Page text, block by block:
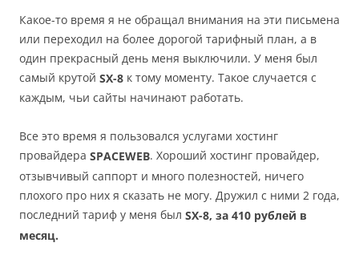
Какое-то время я не обращал внимания на эти письмена
или переходил на более дорогой тарифный план, а в
один прекрасный день меня выключили. У меня был
самый крутой SX-8 к тому моменту. Такое случается с
каждым, чьи сайты начинают работать.
Все это время я пользовался услугами хостинг
провайдера SPACEWEB. Хороший хостинг провайдер,
отзывчивый саппорт и много полезностей, ничего
плохого про них я сказать не могу. Дружил с ними 2 года,
последний тариф у меня был SX-8, за 410 рублей в
месяц.